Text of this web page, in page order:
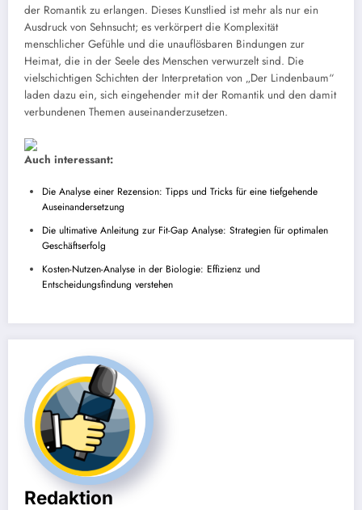
der Romantik zu erlangen. Dieses Kunstlied ist mehr als nur ein
Ausdruck von Sehnsucht; es verkörpert die Komplexität
menschlicher Gefühle und die unauflösbaren Bindungen zur
Heimat, die in der Seele des Menschen verwurzelt sind. Die
vielschichtigen Schichten der Interpretation von „Der Lindenbaum“
laden dazu ein, sich eingehender mit der Romantik und den damit
verbundenen Themen auseinanderzusetzen.
Auch interessant:
Die Analyse einer Rezension: Tipps und Tricks für eine tiefgehende
Auseinandersetzung
Die ultimative Anleitung zur Fit-Gap Analyse: Strategien für optimalen
Geschäftserfolg
Kosten-Nutzen-Analyse in der Biologie: Effizienz und
Entscheidungsfindung verstehen
Redaktion